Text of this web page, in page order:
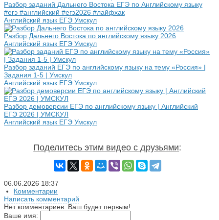
Разбор заданий Дальнего Востока ЕГЭ по Английскому языку
#егэ #английский #егэ2026 #лайфхак
Английский язык ЕГЭ Умскул
Разбор Дальнего Востока по английскому языку 2026
Английский язык ЕГЭ Умскул
Разбор заданий ЕГЭ по английскому языку на тему «Россия» |
Задания 1-5 | Умскул
Английский язык ЕГЭ Умскул
Разбор демоверсии ЕГЭ по английскому языку | Английский
ЕГЭ 2026 | УМСКУЛ
Английский язык ЕГЭ Умскул
Поделитесь этим видео с друзьями:
06.06.2026 18:37
Комментарии
Написать комментарий
Нет комментариев. Ваш будет первым!
Ваше имя: